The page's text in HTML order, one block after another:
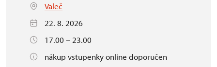
Valeč
22. 8. 2026
17.00 – 23.00
nákup vstupenky online doporučen